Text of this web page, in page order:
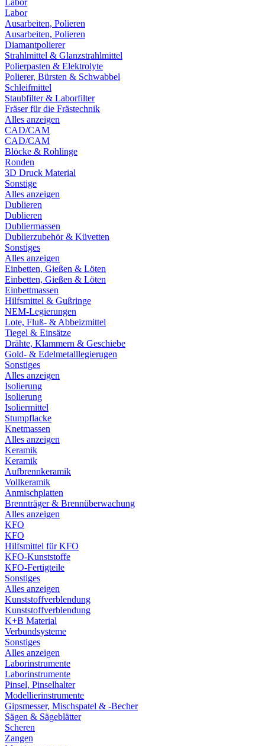
Labor
Labor
Ausarbeiten, Polieren
Ausarbeiten, Polieren
Diamantpolierer
Strahlmittel & Glanzstrahlmittel
Polierpasten & Elektrolyte
Polierer, Bürsten & Schwabbel
Schleifmittel
Staubfilter & Laborfilter
Fräser für die Frästechnik
Alles anzeigen
CAD/CAM
CAD/CAM
Blöcke & Rohlinge
Ronden
3D Druck Material
Sonstige
Alles anzeigen
Dublieren
Dublieren
Dubliermassen
Dublierzubehör & Küvetten
Sonstiges
Alles anzeigen
Einbetten, Gießen & Löten
Einbetten, Gießen & Löten
Einbettmassen
Hilfsmittel & Gußringe
NEM-Legierungen
Lote, Fluß- & Abbeizmittel
Tiegel & Einsätze
Drähte, Klammern & Geschiebe
Gold- & Edelmetalllegierugen
Sonstiges
Alles anzeigen
Isolierung
Isolierung
Isoliermittel
Stumpflacke
Knetmassen
Alles anzeigen
Keramik
Keramik
Aufbrennkeramik
Vollkeramik
Anmischplatten
Brennträger & Brennüberwachung
Alles anzeigen
KFO
KFO
Hilfsmittel für KFO
KFO-Kunststoffe
KFO-Fertigteile
Sonstiges
Alles anzeigen
Kunststoffverblendung
Kunststoffverblendung
K+B Material
Verbundsysteme
Sonstiges
Alles anzeigen
Laborinstrumente
Laborinstrumente
Pinsel, Pinselhalter
Modellierinstrumente
Gipsmesser, Mischspatel & -Becher
Sägen & Sägeblätter
Scheren
Zangen